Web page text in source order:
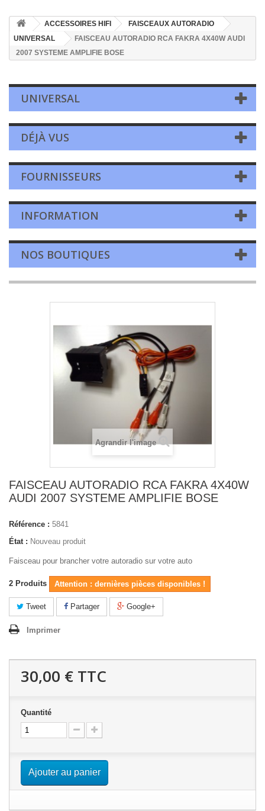
ACCESSOIRES HIFI
FAISCEAUX AUTORADIO
UNIVERSAL
FAISCEAU AUTORADIO RCA FAKRA 4X40W AUDI
2007 SYSTEME AMPLIFIE BOSE
UNIVERSAL
DÉJÀ VUS
FOURNISSEURS
INFORMATION
NOS BOUTIQUES
Agrandir l'image
FAISCEAU AUTORADIO RCA FAKRA 4X40W
AUDI 2007 SYSTEME AMPLIFIE BOSE
Référence : 5841
État : Nouveau produit
Faisceau pour brancher votre autoradio sur votre auto
2 Produits Attention : dernières pièces disponibles !
Tweet Partager Google+
Imprimer
30,00 € TTC
Quantité
Ajouter au panier